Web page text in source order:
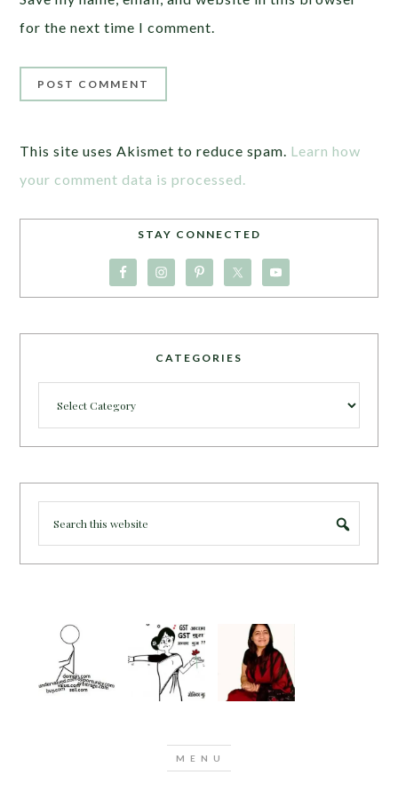
for the next time I comment.
This site uses Akismet to reduce spam. Learn how
your comment data is processed.
STAY CONNECTED
CATEGORIES